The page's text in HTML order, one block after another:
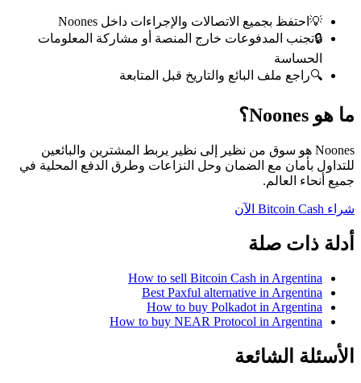
💡 احتفظ بجميع الاتصالات والإجراءات داخل Noones
🔒تجنب المدفوعات خارج المنصة أو مشاركة المعلومات
الحساسة
🔍راجع ملف البائع والتاريخ قبل المتابعة
ما هو Noones؟
Noones هو سوق من نظير إلى نظير يربط المشترين والبائعين
للتداول بأمان مع الضمان وحل النزاعات وطرق الدفع المحلية في
جميع أنحاء العالم.
شراء Bitcoin Cash الآن
أدلة ذات صلة
How to sell Bitcoin Cash in Argentina
Best Paxful alternative in Argentina
How to buy Polkadot in Argentina
How to buy NEAR Protocol in Argentina
الأسئلة الشائعة